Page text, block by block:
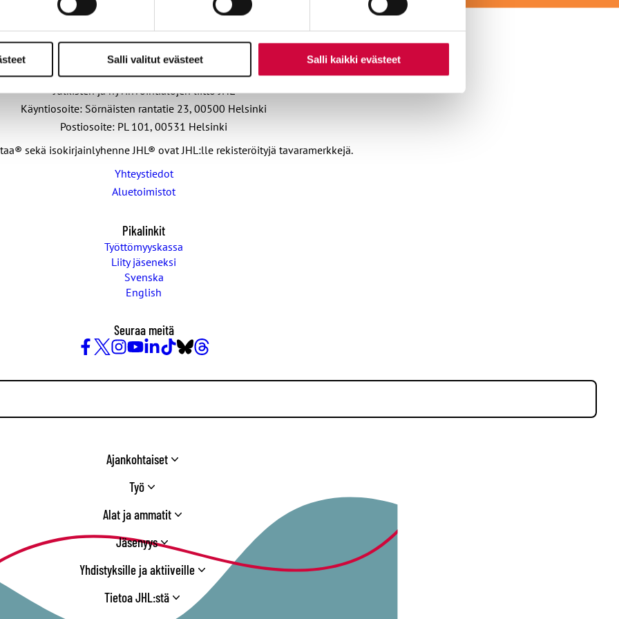
Salli valitut evästeet Salli kaikki evästeet
Julkisten ja hyvinvointialojen liitto JHL
Käyntiosoite: Sörnäisten rantatie 23, 00500 Helsinki
Postiosoite: PL 101, 00531 Helsinki
sekä isokirjainlyhenne JHL® ovat JHL:lle rekisteröityjä tavaramerkkejä.
Yhteystiedot
Aluetoimistot
Pikalinkit
Työttömyyskassa
Liity jäseneksi
Svenska
English
Seuraa meitä
/
Ajankohtaiset
Työ
Alat ja ammatit
Jäsenyys
Yhdistyksille ja aktiiveille
Tietoa JHL:stä